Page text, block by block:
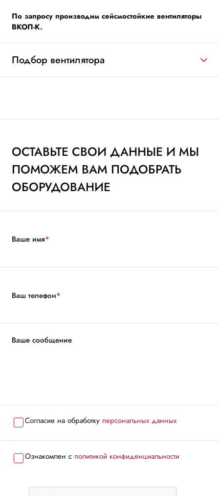
По запросу производим сейсмостойкие вентиляторы
ВКОП-К.
Подбор вентилятора
ОСТАВЬТЕ СВОИ ДАННЫЕ И МЫ
ПОМОЖЕМ ВАМ ПОДОБРАТЬ
ОБОРУДОВАНИЕ
Ваше имя*
Ваш телефон*
Ваше сообщение
Согласие на обработку персональных данных
Ознакомлен с политикой конфиденциальности